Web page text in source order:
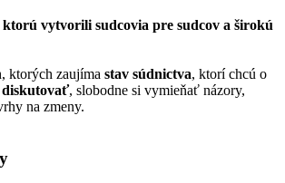
vytvorili sudcovia pre sudcov a širokú
ktorých zaujíma stav súdnictva, ktorí chcú o
diskutovať, slobodne si vymieňať názory,
na zmeny.